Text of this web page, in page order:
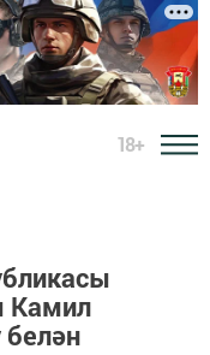
18+
Камил